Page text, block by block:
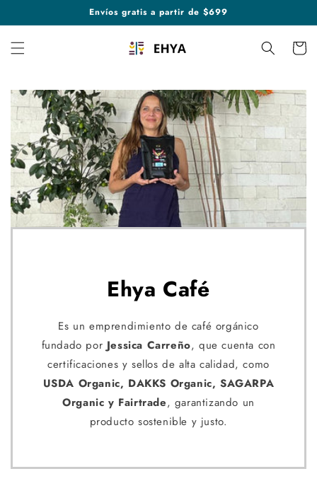
al contenido
Envíos gratis a partir de $699
Carrito
Ehya Café
Es un emprendimiento de café orgánico
fundado por Jessica Carreño, que cuenta con
certificaciones y sellos de alta calidad, como
USDA Organic, DAKKS Organic, SAGARPA
Organic y Fairtrade, garantizando un
producto sostenible y justo.